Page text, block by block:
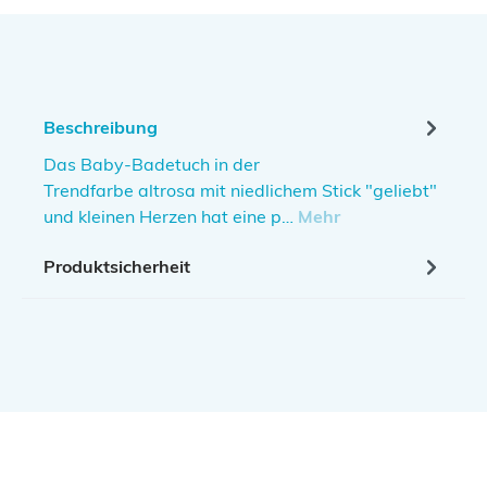
Beschreibung
Das Baby-Badetuch in der
Trendfarbe altrosa mit niedlichem Stick "geliebt"
und kleinen Herzen hat eine p… Mehr
Produktsicherheit